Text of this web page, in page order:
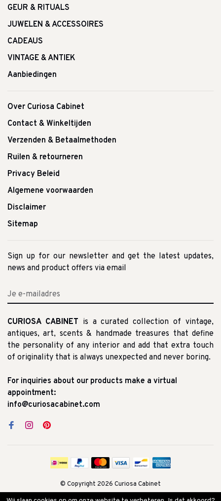
GEUR & RITUALS
JUWELEN & ACCESSOIRES
CADEAUS
VINTAGE & ANTIEK
Aanbiedingen
Over Curiosa Cabinet
Contact & Winkeltijden
Verzenden & Betaalmethoden
Ruilen & retourneren
Privacy Beleid
Algemene voorwaarden
Disclaimer
Sitemap
Sign up for our newsletter and get the latest updates,
news and product offers via email
CURIOSA CABINET is a curated collection of vintage,
antiques, art, scents & handmade treasures that define
the personality of any interior and add that extra touch
of originality that is always unexpected and never boring.
For inquiries about our products make a virtual
appointment:
info@curiosacabinet.com
© Copyright 2026 Curiosa Cabinet